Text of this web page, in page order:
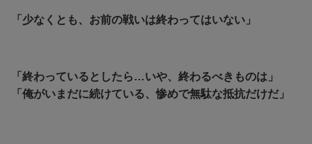
「少なくとも、お前の戦いは終わってはいない」
「 終わっているとしたら…いや、終わるべきものは」
「 俺がいまだに続けている、惨めで無駄な抵抗だけだ」